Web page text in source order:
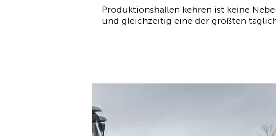
Produktionshallen kehren ist keine
und gleichzeitig eine der größten